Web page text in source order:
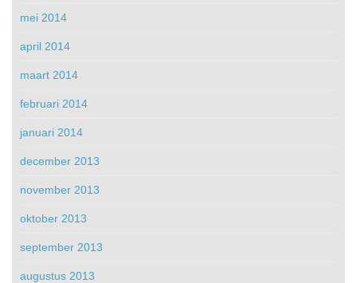
mei 2014
april 2014
maart 2014
februari 2014
januari 2014
december 2013
november 2013
oktober 2013
september 2013
augustus 2013